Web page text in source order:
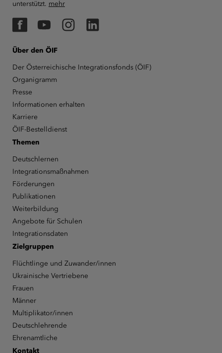
unterstützt. mehr
FacebookYouTubeInstagramLinkedIn
Über den ÖIF
Der Österreichische Integrationsfonds (ÖIF)
Organigramm
Presse
Informationen erhalten
Karriere
ÖIF-Bestelldienst
Themen
Deutschlernen
Integrationsmaßnahmen
Förderungen
Publikationen
Weiterbildung
Angebote für Schulen
Integrationsdaten
Zielgruppen
Flüchtlinge und Zuwander/innen
Ukrainische Vertriebene
Frauen
Männer
Multiplikator/innen
Deutschlehrende
Ehrenamtliche
Kontakt